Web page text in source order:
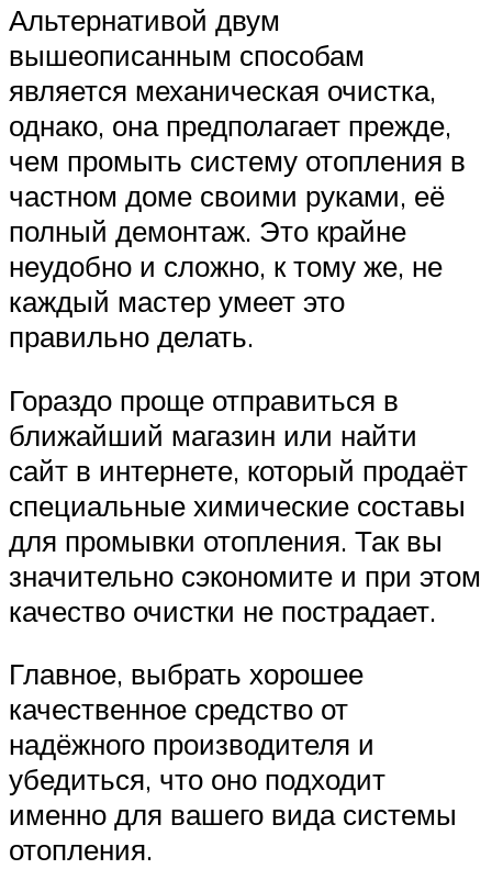
Альтернативой двум
вышеописанным способам
является механическая очистка,
однако, она предполагает прежде,
чем промыть систему отопления в
частном доме своими руками, её
полный демонтаж. Это крайне
неудобно и сложно, к тому же, не
каждый мастер умеет это
правильно делать.
Гораздо проще отправиться в
ближайший магазин или найти
сайт в интернете, который продаёт
специальные химические составы
для промывки отопления. Так вы
значительно сэкономите и при этом
качество очистки не пострадает.
Главное, выбрать хорошее
качественное средство от
надёжного производителя и
убедиться, что оно подходит
именно для вашего вида системы
отопления.